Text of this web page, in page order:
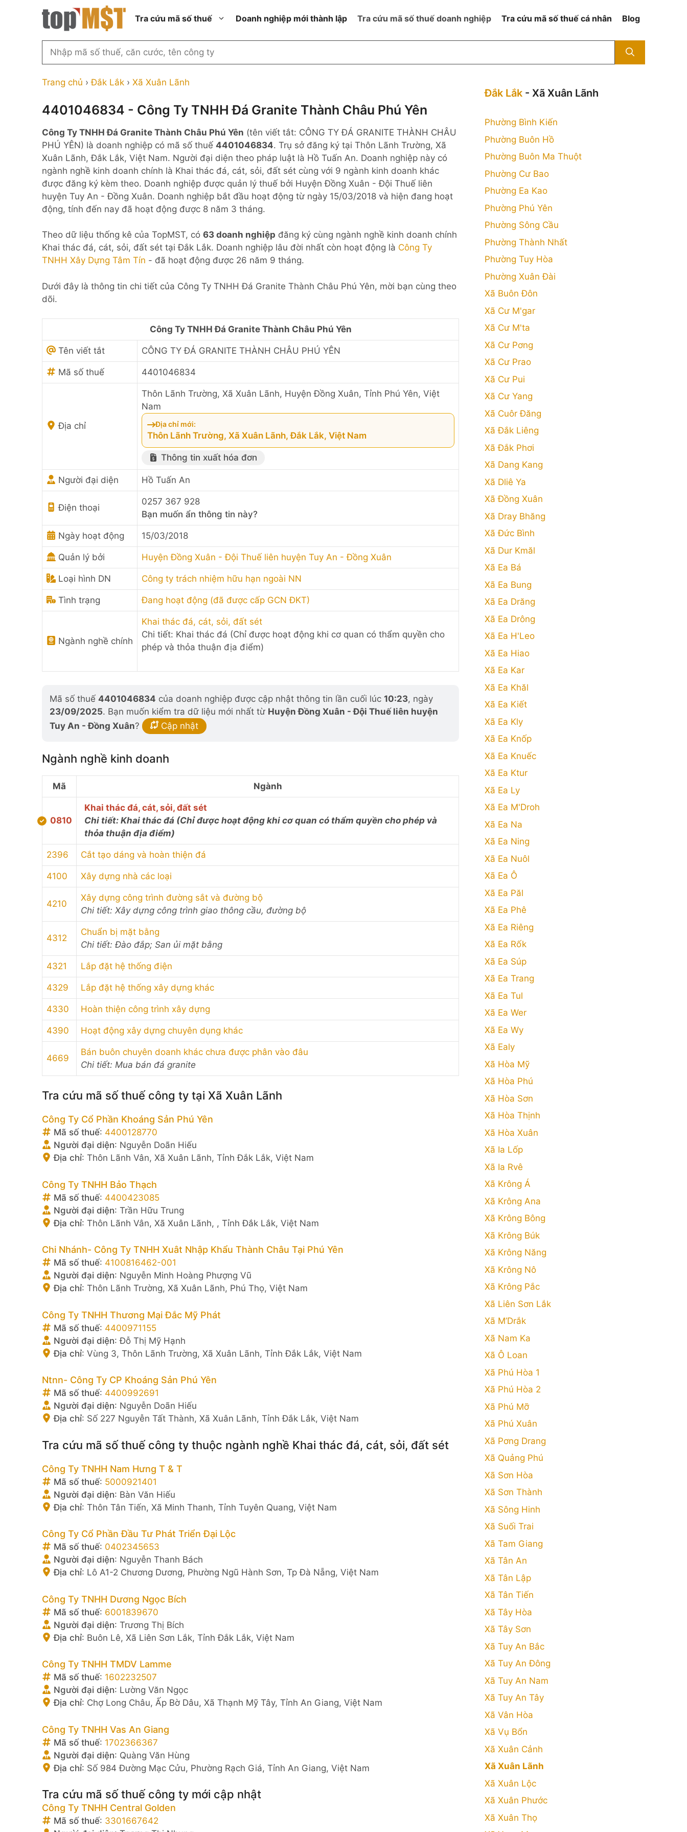
Tra cứu mã số thuế
Thành phố Hồ Chí Minh
Thành phố Hà Nội
Thành phố Đà Nẵng
Thành phố Hải Phòng
Thanh Hóa
Bắc Ninh
Nghệ An
Công ty cổ phần ngoài NN
Công ty hợp doanh
thành viên ngoài NN
thành viên trở lên ngoài NN
Công ty trách nhiệm hữu hạn
ngoài NN
Doanh nghiệp 100% vốn đầu tư
nước ngoài
Hộ kinh doanh cá thể
Ngừng hoạt động nhưng chưa
hoàn thành thủ tục đóng MST
Không hoạt động tại địa chỉ đã
đăng ký
Doanh nghiệp mới thành lập Tra cứu mã số thuế doanh nghiệp Tra cứu mã số thuế cá nhân Blog
Tìm
theo
công
người
đại
diện
hoặc
mã
số
thuế
Trang chủ ›Đắk Lắk › Xã Xuân Lãnh
4401046834 - Công Ty TNHH Đá Granite Thành Châu Phú Yên
Công Ty TNHH Đá Granite Thành Châu Phú Yên (tên viết tắt: CÔNG TY ĐÁ GRANITE THÀNH CHÂU
PHÚ YÊN) là doanh nghiệp có mã số thuế 4401046834. Trụ sở đăng ký tại Thôn Lãnh Trường, Xã
Xuân Lãnh, Đắk Lắk, Việt Nam. Người đại diện theo pháp luật là Hồ Tuấn An. Doanh nghiệp này có
ngành nghề kinh doanh chính là Khai thác đá, cát, sỏi, đất sét cùng với 9 ngành kinh doanh khác
được đăng ký kèm theo. Doanh nghiệp được quản lý thuế bởi Huyện Đồng Xuân - Đội Thuế liên
huyện Tuy An - Đồng Xuân. Doanh nghiệp bắt đầu hoạt động từ ngày 15/03/2018 và hiện đang hoạt
động, tính đến nay đã hoạt động được 8 năm 3 tháng.
Theo dữ liệu thống kê của TopMST, có 63 doanh nghiệp đăng ký cùng ngành nghề kinh doanh chính
Khai thác đá, cát, sỏi, đất sét tại Đắk Lắk. Doanh nghiệp lâu đời nhất còn hoạt động là Công Ty
TNHH Xây Dựng Tâm Tín - đã hoạt động được 26 năm 9 tháng.
Dưới đây là thông tin chi tiết của Công Ty TNHH Đá Granite Thành Châu Phú Yên, mời bạn cùng theo
dõi.
Công Ty TNHH Đá Granite Thành Châu Phú Yên
Tên viết tắt CÔNG TY ĐÁ GRANITE THÀNH CHÂU PHÚ YÊN
Mã số thuế 4401046834
Địa chỉ
Thôn Lãnh Trường, Xã Xuân Lãnh, Huyện Đồng Xuân, Tỉnh Phú Yên, Việt
Nam
Địa chỉ mới:
Thôn Lãnh Trường, Xã Xuân Lãnh, Đắk Lắk, Việt Nam
Thông tin xuất hóa đơn
Người đại diện Hồ Tuấn An
Điện thoại
0257 367 928
Bạn muốn ẩn thông tin này?
Ngày hoạt động 15/03/2018
Quản lý bởi Huyện Đồng Xuân - Đội Thuế liên huyện Tuy An - Đồng Xuân
Loại hình DN Công ty trách nhiệm hữu hạn ngoài NN
Tình trạng Đang hoạt động (đã được cấp GCN ĐKT)
Ngành nghề chính
Khai thác đá, cát, sỏi, đất sét
Chi tiết: Khai thác đá (Chỉ được hoạt động khi cơ quan có thẩm quyền cho
phép và thỏa thuận địa điểm)
Mã số thuế 4401046834 của doanh nghiệp được cập nhật thông tin lần cuối lúc 10:23, ngày
23/09/2025. Bạn muốn kiểm tra dữ liệu mới nhất từ Huyện Đồng Xuân - Đội Thuế liên huyện
Tuy An - Đồng Xuân? Cập nhật
Ngành nghề kinh doanh
Mã Ngành
0810
Khai thác đá, cát, sỏi, đất sét
Chi tiết: Khai thác đá (Chỉ được hoạt động khi cơ quan có thẩm quyền cho phép và
thỏa thuận địa điểm)
2396 Cắt tạo dáng và hoàn thiện đá
4100 Xây dựng nhà các loại
4210
Xây dựng công trình đường sắt và đường bộ
Chi tiết: Xây dựng công trình giao thông cầu, đường bộ
4312
Chuẩn bị mặt bằng
Chi tiết: Đào đắp; San ủi mặt bằng
4321 Lắp đặt hệ thống điện
4329 Lắp đặt hệ thống xây dựng khác
4330 Hoàn thiện công trình xây dựng
4390 Hoạt động xây dựng chuyên dụng khác
4669
Bán buôn chuyên doanh khác chưa được phân vào đâu
Chi tiết: Mua bán đá granite
Tra cứu mã số thuế công ty tại Xã Xuân Lãnh
Công Ty Cổ Phần Khoáng Sản Phú Yên
Mã số thuế: 4400128770
Người đại diện: Nguyễn Doãn Hiếu
Địa chỉ: Thôn Lãnh Vân, Xã Xuân Lãnh, Tỉnh Đắk Lắk, Việt Nam
Công Ty TNHH Bảo Thạch
Mã số thuế: 4400423085
Người đại diện: Trần Hữu Trung
Địa chỉ: Thôn Lãnh Vân, Xã Xuân Lãnh, , Tỉnh Đắk Lắk, Việt Nam
Chi Nhánh- Công Ty TNHH Xuât Nhập Khẩu Thành Châu Tại Phú Yên
Mã số thuế: 4100816462-001
Người đại diện: Nguyễn Minh Hoàng Phượng Vũ
Địa chỉ: Thôn Lãnh Trường, Xã Xuân Lãnh, Phú Thọ, Việt Nam
Công Ty TNHH Thương Mại Đắc Mỹ Phát
Mã số thuế: 4400971155
Người đại diện:Đỗ Thị Mỹ Hạnh
Địa chỉ: Vùng 3, Thôn Lãnh Trường, Xã Xuân Lãnh, Tỉnh Đắk Lắk, Việt Nam
Ntnn- Công Ty CP Khoáng Sản Phú Yên
Mã số thuế: 4400992691
Người đại diện: Nguyễn Doãn Hiếu
Địa chỉ: Số 227 Nguyễn Tất Thành, Xã Xuân Lãnh, Tỉnh Đắk Lắk, Việt Nam
Tra cứu mã số thuế công ty thuộc ngành nghề Khai thác đá, cát, sỏi, đất sét
Công Ty TNHH Nam Hưng T & T
Mã số thuế: 5000921401
Người đại diện: Bàn Văn Hiếu
Địa chỉ: Thôn Tân Tiến, Xã Minh Thanh, Tỉnh Tuyên Quang, Việt Nam
Công Ty Cổ Phần Đầu Tư Phát Triển Đại Lộc
Mã số thuế: 0402345653
Người đại diện: Nguyễn Thanh Bách
Địa chỉ: Lô A1-2 Chương Dương, Phường Ngũ Hành Sơn, Tp Đà Nẵng, Việt Nam
Công Ty TNHH Dương Ngọc Bích
Mã số thuế: 6001839670
Người đại diện: Trương Thị Bích
Địa chỉ: Buôn Lê, Xã Liên Sơn Lắk, Tỉnh Đắk Lắk, Việt Nam
Công Ty TNHH TMDV Lamme
Mã số thuế: 1602232507
Người đại diện: Lường Văn Ngọc
Địa chỉ: Chợ Long Châu, Ấp Bờ Dâu, Xã Thạnh Mỹ Tây, Tỉnh An Giang, Việt Nam
Công Ty TNHH Vas An Giang
Mã số thuế: 1702366367
Người đại diện: Quàng Văn Hùng
Địa chỉ: Số 984 Đường Mạc Cửu, Phường Rạch Giá, Tỉnh An Giang, Việt Nam
Tra cứu mã số thuế công ty mới cập nhật
Công Ty TNHH Central Golden
Mã số thuế: 3301667642
Đắk Lắk - Xã Xuân Lãnh
Phường Bình Kiến
Phường Buôn Hồ
Phường Buôn Ma Thuột
Phường Cư Bao
Phường Ea Kao
Phường Phú Yên
Phường Sông Cầu
Phường Thành Nhất
Phường Tuy Hòa
Phường Xuân Đài
Xã Buôn Đôn
Xã Cư M'gar
Xã Cư M'ta
Xã Cư Pơng
Xã Cư Prao
Xã Cư Pui
Xã Cư Yang
Xã Cuôr Đăng
Xã Đắk Liêng
Xã Đắk Phơi
Xã Dang Kang
Xã Dliê Ya
Xã Đồng Xuân
Xã Dray Bhăng
Xã Đức Bình
Xã Dur Kmăl
Xã Ea Bá
Xã Ea Bung
Xã Ea Drăng
Xã Ea Drông
Xã Ea H'Leo
Xã Ea Hiao
Xã Ea Kar
Xã Ea Khăl
Xã Ea Kiết
Xã Ea Kly
Xã Ea Knốp
Xã Ea Knuếc
Xã Ea Ktur
Xã Ea Ly
Xã Ea M'Droh
Xã Ea Na
Xã Ea Ning
Xã Ea Nuôl
Xã Ea Ô
Xã Ea Păl
Xã Ea Phê
Xã Ea Riêng
Xã Ea Rốk
Xã Ea Súp
Xã Ea Trang
Xã Ea Tul
Xã Ea Wer
Xã Ea Wy
Xã Ealy
Xã Hòa Mỹ
Xã Hòa Phú
Xã Hòa Sơn
Xã Hòa Thịnh
Xã Hòa Xuân
Xã Ia Lốp
Xã Ia Rvê
Xã Krông Á
Xã Krông Ana
Xã Krông Bông
Xã Krông Búk
Xã Krông Năng
Xã Krông Nô
Xã Krông Pắc
Xã Liên Sơn Lắk
Xã M’Drắk
Xã Nam Ka
Xã Ô Loan
Xã Phú Hòa 1
Xã Phú Hòa 2
Xã Phú Mỡ
Xã Phú Xuân
Xã Pơng Drang
Xã Quảng Phú
Xã Sơn Hòa
Xã Sơn Thành
Xã Sông Hinh
Xã Suối Trai
Xã Tam Giang
Xã Tân An
Xã Tân Lập
Xã Tân Tiến
Xã Tây Hòa
Xã Tây Sơn
Xã Tuy An Bắc
Xã Tuy An Đông
Xã Tuy An Nam
Xã Tuy An Tây
Xã Vân Hòa
Xã Vụ Bổn
Xã Xuân Cảnh
Xã Xuân Lãnh
Xã Xuân Lộc
Xã Xuân Phước
Xã Xuân Thọ